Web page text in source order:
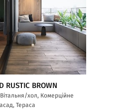
RUSTIC BROWN
хол, Комерційне
Тераса